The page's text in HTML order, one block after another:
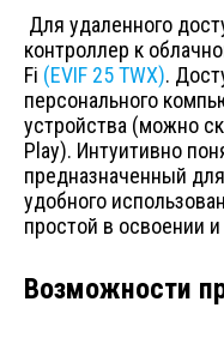
Для удаленного
контроллер к
Fi (EVIF 25 TWX).
персонального
устройства (можно
Play). Интуитивно
предназначенный
удобного
простой в освоении
Возможности